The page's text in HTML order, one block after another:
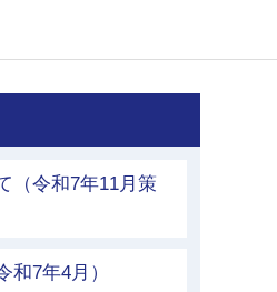
（令和7年11月策
7年4月）